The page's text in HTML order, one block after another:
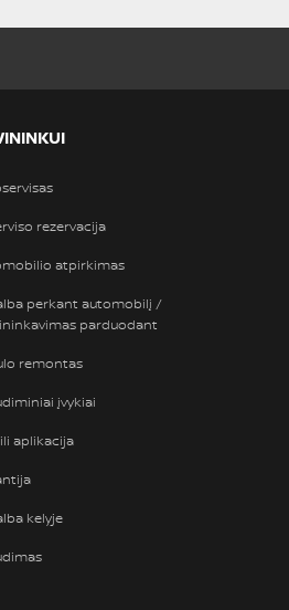
rezervacija
atpirkimas
perkant automobilį /
parduodant
remontas
įvykiai
aplikacija
kelyje